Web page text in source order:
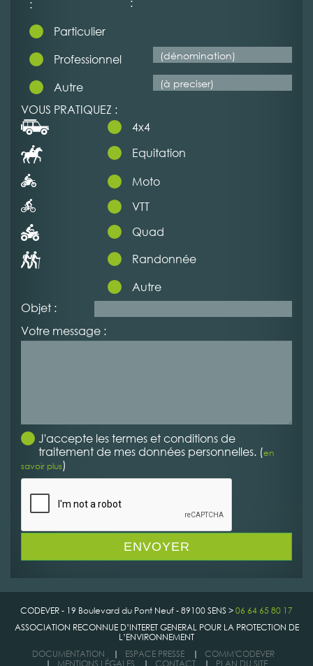
:
Particulier
Professionnel
Autre
VOUS PRATIQUEZ :
4x4
Equitation
Moto
VTT
Quad
Randonnée
Autre
Objet :
Votre message :
J'accepte les termes et conditions de
traitement de mes données personnelles. (en
savoir plus)
CODEVER - 19 Boulevard du Pont Neuf - 89100 SENS >06 64 65 80 17
ASSOCIATION RECONNUE D’INTERET GENERAL POUR LA PROTECTION DE
L’ENVIRONNEMENT
DOCUMENTATION | ESPACE PRESSE | COMM'CODEVER
| MENTIONS LÉGALES | CONTACT | PLAN DU SITE